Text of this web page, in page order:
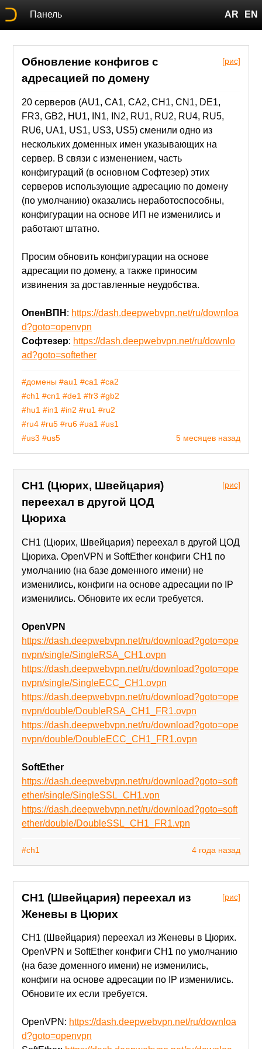
Панель AR EN
[рис]
Обновление конфигов с
адресацией по домену
20 серверов (AU1, CA1, CA2, CH1, CN1, DE1,
FR3, GB2, HU1, IN1, IN2, RU1, RU2, RU4, RU5,
RU6, UA1, US1, US3, US5) сменили одно из
нескольких доменных имен указывающих на
сервер. В связи с изменением, часть
конфигураций (в основном Софтезер) этих
серверов использующие адресацию по домену
(по умолчанию) оказались неработоспособны,
конфигурации на основе ИП не изменились и
работают штатно.
Просим обновить конфигурации на основе
адресации по домену, а также приносим
извинения за доставленные неудобства.
ОпенВПН : https://dash.deepwebvpn.net/ru/downloa
d?goto=openvpn
Софтезер: https://dash.deepwebvpn.net/ru/downlo
ad?goto=softether
5 месяцев назад
#домены #au1 #ca1 #ca2
#ch1 #cn1 #de1 #fr3 #gb2
#hu1 #in1 #in2 #ru1 #ru2
#ru4 #ru5 #ru6 #ua1 #us1
#us3 #us5
[рис]
CH1 (Цюрих, Швейцария)
переехал в другой ЦОД
Цюриха
CH1 (Цюрих, Швейцария) переехал в другой ЦОД
Цюриха. OpenVPN и SoftEther конфиги CH1 по
умолчанию (на базе доменного имени) не
изменились, конфиги на основе адресации по IP
изменились. Обновите их если требуется.
OpenVPN
https://dash.deepwebvpn.net/ru/download?goto=ope
nvpn/single/SingleRSA_CH1.ovpn
https://dash.deepwebvpn.net/ru/download?goto=ope
nvpn/single/SingleECC_CH1.ovpn
https://dash.deepwebvpn.net/ru/download?goto=ope
nvpn/double/DoubleRSA_CH1_FR1.ovpn
https://dash.deepwebvpn.net/ru/download?goto=ope
nvpn/double/DoubleECC_CH1_FR1.ovpn
SoftEther
https://dash.deepwebvpn.net/ru/download?goto=soft
ether/single/SingleSSL_CH1.vpn
https://dash.deepwebvpn.net/ru/download?goto=soft
ether/double/DoubleSSL_CH1_FR1.vpn
4 года назад
#ch1
[рис]
CH1 (Швейцария) переехал из
Женевы в Цюрих
CH1 (Швейцария) переехал из Женевы в Цюрих.
OpenVPN и SoftEther конфиги CH1 по умолчанию
(на базе доменного имени) не изменились,
конфиги на основе адресации по IP изменились.
Обновите их если требуется.
OpenVPN: https://dash.deepwebvpn.net/ru/downloa
d?goto=openvpn